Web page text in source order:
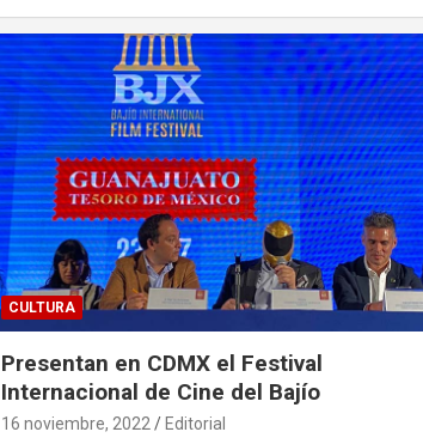
CULTURA
Presentan en CDMX el Festival
Internacional de Cine del Bajío
16 noviembre, 2022 Editorial